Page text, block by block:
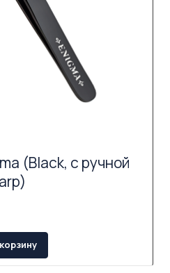
(Black, с ручной